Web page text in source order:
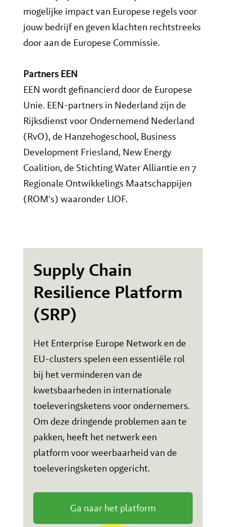
mogelijke impact van Europese regels voor
jouw bedrijf en geven klachten rechtstreeks
door aan de Europese Commissie.
Partners EEN
EEN wordt gefinancierd door de Europese
Unie. EEN-partners in Nederland zijn de
Rijksdienst voor Ondernemend Nederland
(RvO), de Hanzehogeschool, Business
Development Friesland, New Energy
Coalition, de Stichting Water Alliantie en 7
Regionale Ontwikkelings Maatschappijen
(ROM's) waaronder LIOF.
Supply Chain
Resilience Platform
(SRP)
Het Enterprise Europe Network en de
EU-clusters spelen een essentiële rol
bij het verminderen van de
kwetsbaarheden in internationale
toeleveringsketens voor ondernemers.
Om deze dringende problemen aan te
pakken, heeft het netwerk een
platform voor weerbaarheid van de
toeleveringsketen opgericht.
Ga naar het platform